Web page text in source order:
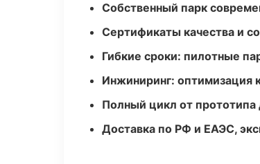
Собственный парк
Сертификаты качества и
Гибкие сроки: пилотные
Инжиниринг: оптимизация
Полный цикл от прототипа
Доставка по РФ и ЕАЭС,